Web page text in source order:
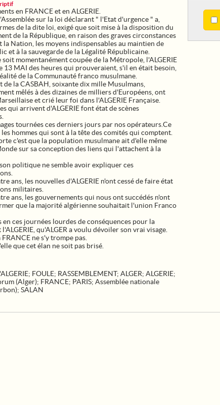
en FRANCE et en ALGERIE.
sur la loi déclarant " l'Etat d'urgence " a,
de la dite loi, exigé que soit mise à la disposition du
de la République, en raison des graves circonstances
la Nation, les moyens indispensables au maintien de
et à la sauvegarde de la Légalité Républicaine.
soit momentanément coupée de la Métropole, l'ALGERIE
13 MAI des heures qui prouveraient, s'il en était besoin,
de la Communauté franco musulmane.
de la CASBAH, soixante dix mille Musulmans,
mêlés à des dizaines de milliers d'Européens, ont
et crié leur foi dans l'ALGERIE Française.
qui arrivent d'ALGERIE font état de scènes
tournées ces derniers jours par nos opérateurs.Ce
les hommes qui sont à la tête des comités qui comptent.
c'est que la population musulmane ait d'elle même
sur sa conception des liens qui l'attachent à la
politique ne semble avoir expliquer ces
ans, les nouvelles d'ALGERIE n'ont cessé de faire état
militaires.
ans, les gouvernements qui nous ont succédés n'ont
que la majorité algérienne souhaitait l'union Franco
en ces journées lourdes de conséquences pour la
l'ALGERIE, qu'ALGER a voulu dévoiler son vrai visage.
ne s'y trompe pas.
que cet élan ne soit pas brisé.
; FOULE; RASSEMBLEMENT; ALGER; ALGERIE;
(Alger); FRANCE; PARIS; Assemblée nationale
; SALAN